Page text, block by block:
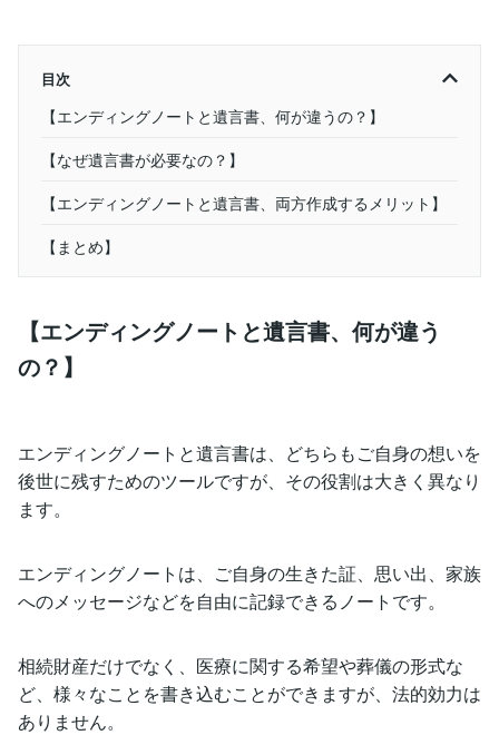
目次
【エンディングノートと遺言書、何が違うの？】
【なぜ遺言書が必要なの？】
【エンディングノートと遺言書、両方作成するメリット】
【まとめ】
【エンディングノートと遺言書、何が違う
の？】
エンディングノートと遺言書は、どちらもご自身の想いを
後世に残すためのツールですが、その役割は大きく異なり
ます。
エンディングノートは、ご自身の生きた証、思い出、家族
へのメッセージなどを自由に記録できるノートです。
相続財産だけでなく、医療に関する希望や葬儀の形式な
ど、様々なことを書き込むことができますが、法的効力は
ありません。